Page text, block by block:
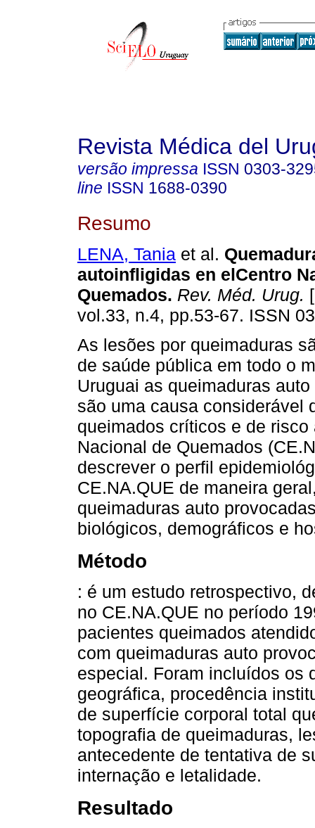
Revista Médica del
versão impressa ISSN 0303-
line ISSN 1688-0390
Resumo
LENA, Tania et al.
autoinfligidas en elCentro
Quemados. Rev. Méd. Urug.
vol.33, n.4, pp.53-67. ISSN
As lesões por queimaduras
de saúde pública em todo o
Uruguai as queimaduras
são uma causa considerável
queimados críticos e de risco
Nacional de Quemados
descrever o perfil
CE.NA.QUE de maneira
queimaduras auto
biológicos, demográficos e
Método
: é um estudo retrospectivo,
no CE.NA.QUE no período
pacientes queimados
com queimaduras auto
especial. Foram incluídos os
geográfica, procedência
de superfície corporal total
topografia de queimaduras,
antecedente de tentativa de
internação e letalidade.
Resultado